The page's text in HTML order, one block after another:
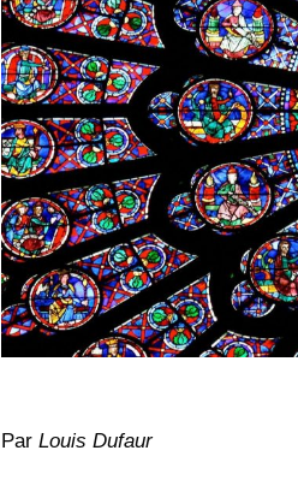
Par Louis Dufaur